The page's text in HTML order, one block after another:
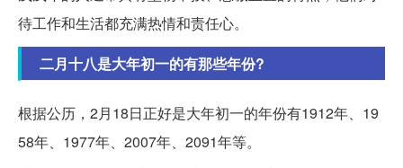
待工作和生活都充满热情和责任心。
二月十八是大年初一的有那些年份?
根据公历，2月18日正好是大年初一的年份有1912年、19
58年、1977年、2007年、2091年等。